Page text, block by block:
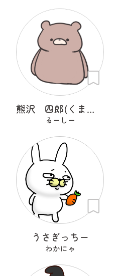
熊沢 四郎(くまざわしろう)
るーしー
うさぎっちー
わかにゃ